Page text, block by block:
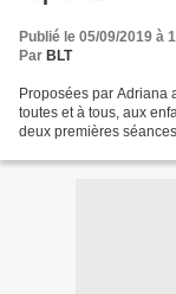
Publié le 05/09/2019 à
Par BLT
Proposées par Adriana
toutes et à tous, aux
deux premières